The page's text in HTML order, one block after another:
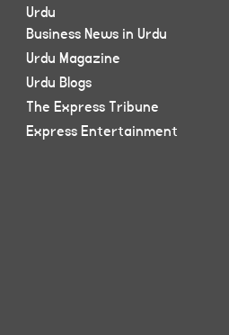
Urdu
Business News in Urdu
Urdu Magazine
Urdu Blogs
The Express Tribune
Express Entertainment